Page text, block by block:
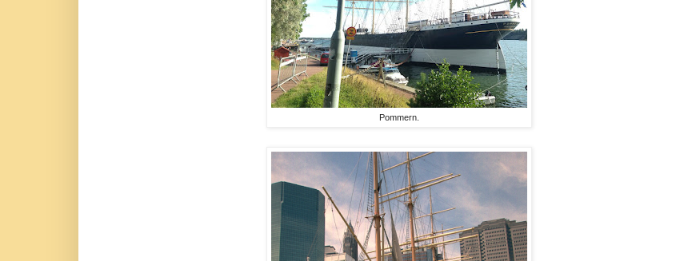
Pommern.